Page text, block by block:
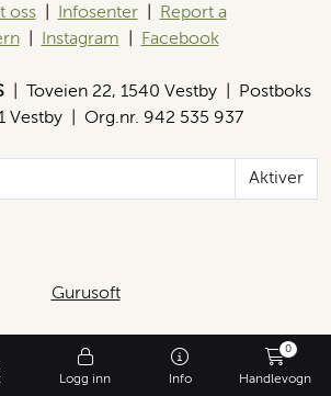
Logg inn Info
0
Handlevogn
oss| Infosenter| Report a
| Instagram Facebook
| Toveien 22, 1540 Vestby | Postboks
Vestby | Org.nr. 942 535 937
Aktiver
Gurusoft